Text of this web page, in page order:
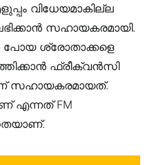
വിധേയമാകില്ല
സഹായകരമായി.
ശ്രോതാക്കളെ
ഫ്രീക്വൻസി
സഹായകരമായത്.
എന്നത് FM